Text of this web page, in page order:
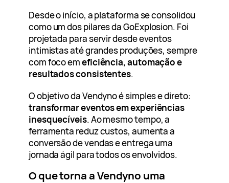
Desde o início, a plataforma se consolidou
como um dos pilares da GoExplosion. Foi
projetada para servir desde eventos
intimistas até grandes produções, sempre
com foco emeficiência, automação e
resultados consistentes.
O objetivo da Vendyno é simples e direto:
transformar eventos em experiências
inesquecíveis. Ao mesmo tempo, a
ferramenta reduz custos, aumenta a
conversão de vendas e entrega uma
jornada ágil para todos os envolvidos.
O que torna a Vendyno uma